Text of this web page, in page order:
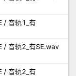
/ 音轨1_有
/ 音轨2_有SE.wav
/ 音轨2_有